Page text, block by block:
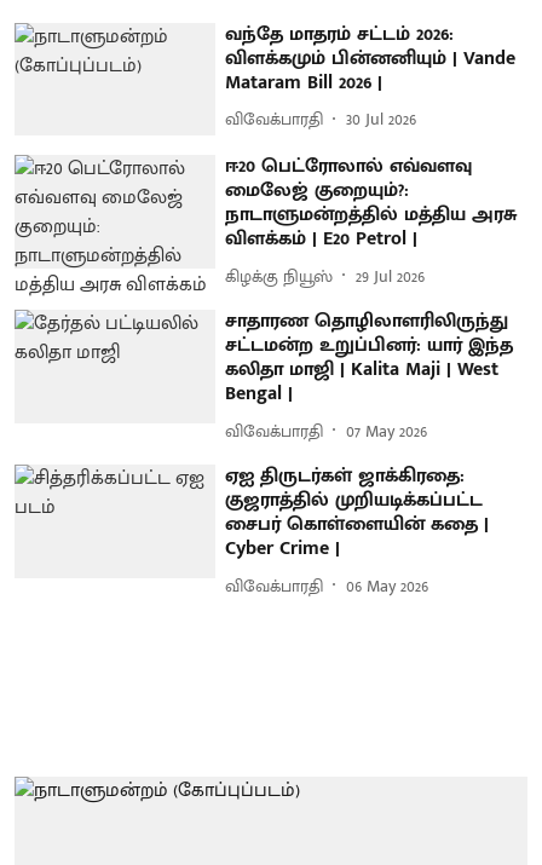
வந்தே மாதரம் சட்டம் 2026:
விளக்கமும் பின்னனியும் | Vande
Mataram Bill 2026 |
விவேக்பாரதி 30 Jul 2026
ஈ20 பெட்ரோலால் எவ்வளவு
மைலேஜ் குறையும்?:
நாடாளுமன்றத்தில் மத்திய அரசு
விளக்கம் | E20 Petrol |
கிழக்கு நியூஸ் 29 Jul 2026
சாதாரண தொழிலாளரிலிருந்து
சட்டமன்ற உறுப்பினர்: யார் இந்த
கலிதா மாஜி | Kalita Maji | West
Bengal |
விவேக்பாரதி 07 May 2026
ஏஐ திருடர்கள் ஜாக்கிரதை:
குஜராத்தில் முறியடிக்கப்பட்ட
சைபர் கொள்ளையின் கதை |
Cyber Crime |
விவேக்பாரதி 06 May 2026